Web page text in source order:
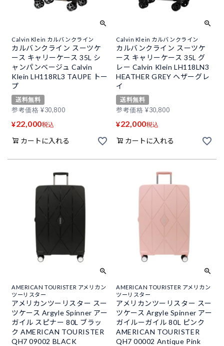
Calvin Klein カルバンクライン
カルバンクライン スーツケ
ース キャリーケース 35L シ
ャンパンベージュ Calvin
Klein LH118RL3 TAUPE トー
プ
送料無料
参考価格 ¥30,800
¥22,000税込
カートに入れる
Calvin Klein カルバンクライン
カルバンクライン スーツケ
ース キャリーケース 35L グ
レー Calvin Klein LH118LN3
HEATHER GREY ヘザーグレ
イ
送料無料
参考価格 ¥30,800
¥22,000税込
カートに入れる
AMERICAN TOURISTER アメリカン
ツーリスター
アメリカンツーリスター スー
ツケース Argyle Spinner アー
ガイル スピナー 80L ブラッ
ク AMERICAN TOURISTER
QH7 09002 BLACK
AMERICAN TOURISTER アメリカン
ツーリスター
アメリカンツーリスター スー
ツケース Argyle Spinner アー
ガイルーガイル 80L ピンク
AMERICAN TOURISTER
QH7 00002 Antique Pink